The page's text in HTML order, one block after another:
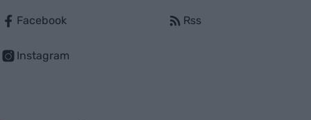
Facebook
Instagram
Rss